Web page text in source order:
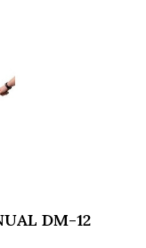
DM-12